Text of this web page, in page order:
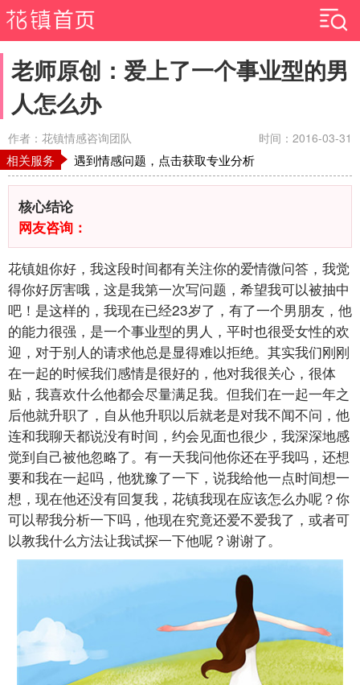
老师原创：爱上了一个事业型的男
人怎么办
作者：花镇情感咨询团队 时间：2016-03-31
相关服务 遇到情感问题，点击获取专业分析
核心结论
网友咨询：
花镇姐你好，我这段时间都有关注你的爱情微问答，我觉
得你好厉害哦，这是我第一次写问题，希望我可以被抽中
吧！是这样的，我现在已经23岁了，有了一个男朋友，他
的能力很强，是一个事业型的男人，平时也很受女性的欢
迎，对于别人的请求他总是显得难以拒绝。其实我们刚刚
在一起的时候我们感情是很好的，他对我很关心，很体
贴，我喜欢什么他都会尽量满足我。但我们在一起一年之
后他就升职了，自从他升职以后就老是对我不闻不问，他
连和我聊天都说没有时间，约会见面也很少，我深深地感
觉到自己被他忽略了。有一天我问他你还在乎我吗，还想
要和我在一起吗，他犹豫了一下，说我给他一点时间想一
想，现在他还没有回复我，花镇我现在应该怎么办呢？你
可以帮我分析一下吗，他现在究竟还爱不爱我了，或者可
以教我什么方法让我试探一下他呢？谢谢了。